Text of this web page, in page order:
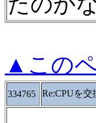
▲この
334765 Re:CPUを